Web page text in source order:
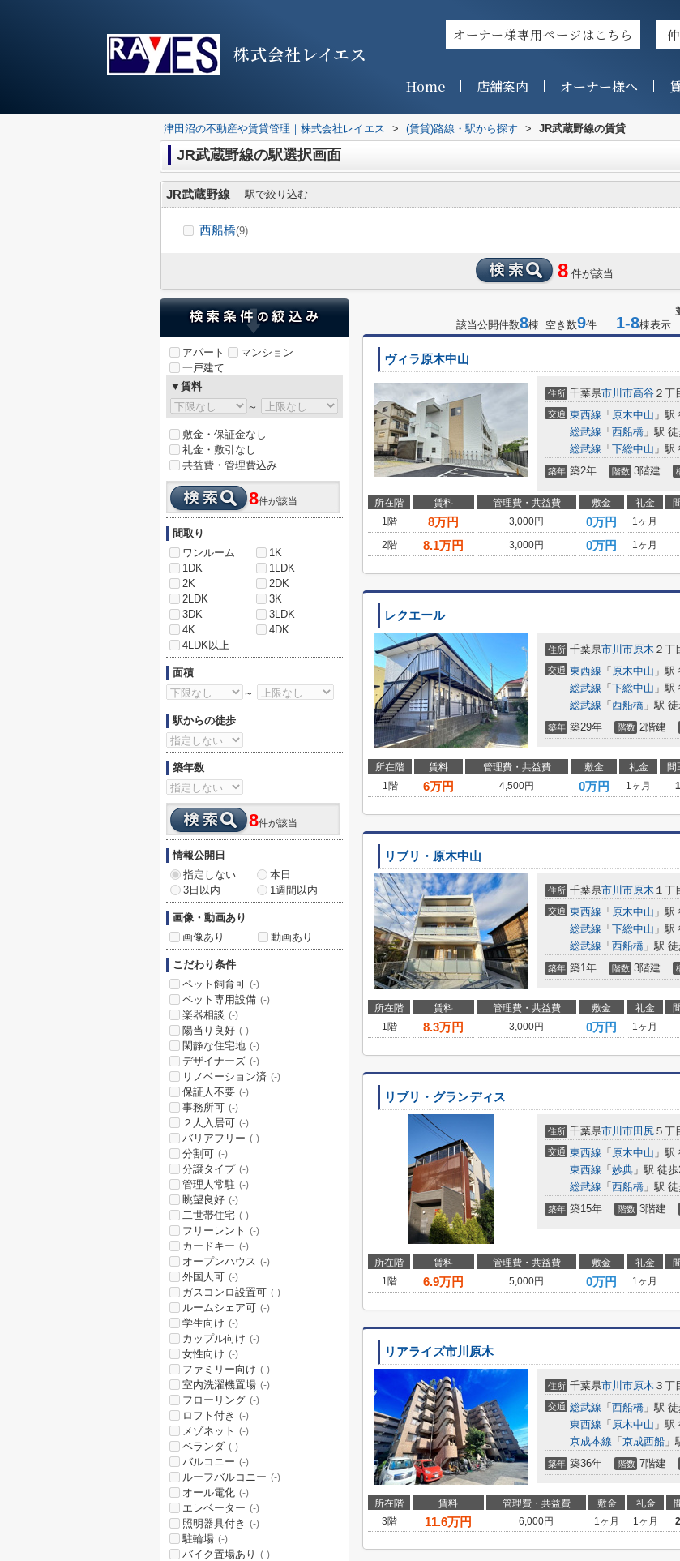
株式会社レイエス
オーナー様専用ページはこちら
Home 店舗案内 オーナー様へ
津田沼の不動産や賃貸管理｜株式会社レイエス > (賃貸)路線・駅から探す > JR武蔵野線の賃貸
JR武蔵野線の駅選択画面
JR武蔵野線 駅で絞り込む
西船橋(9)
8 件が該当
該当公開件数8棟 空き数9件 1-8棟表示
ヴィラ原木中山
住所 千葉県市川市高谷 ２丁
交通 東西線 「 原木中山 」駅
総武線 「 西船橋 」駅
総武線 「 下総中山 」駅
築年 築2年 階数 3階建
所在階 賃料 管理費・共益費 敷金 礼金
1階
8万円 3,000円 0万円 1ヶ月
2階
8.1万円 3,000円 0万円 1ヶ月
レクエール
住所 千葉県市川市原木 ２丁
交通 東西線 「 原木中山 」駅
総武線 「 下総中山 」駅
総武線 「 西船橋 」駅
築年 築29年 階数 2階建
所在階 賃料 管理費・共益費 敷金 礼金 間
1階
6万円 4,500円 0万円 1ヶ月
リブリ・原木中山
住所 千葉県市川市原木 １丁
交通 東西線 「 原木中山 」駅
総武線 「 下総中山 」駅
総武線 「 西船橋 」駅
築年 築1年 階数 3階建
所在階 賃料 管理費・共益費 敷金 礼金
1階
8.3万円 3,000円 0万円 1ヶ月
リブリ・グランディス
住所 千葉県市川市田尻 ５丁
交通 東西線 「 原木中山 」駅
東西線 「 妙典 」駅 徒
総武線 「 西船橋 」駅
築年 築15年 階数 3階建
所在階 賃料 管理費・共益費 敷金 礼金
1階
6.9万円 5,000円 0万円 1ヶ月
リアライズ市川原木
住所 千葉県市川市原木 ３丁
交通 総武線 「 西船橋 」駅
東西線 「 原木中山 」駅
京成本線 「 京成西船 」
築年 築36年 階数 7階建
所在階 賃料 管理費・共益費 敷金 礼金
3階
11.6万円 6,000円 1ヶ月 1ヶ月
アパート
マンション
一戸建て
▼賃料
～
敷金・保証金なし
礼金・敷引なし
共益費・管理費込み
8件が該当
間取り
ワンルーム
1K
1DK
1LDK
2K
2DK
2LDK
3K
3DK
3LDK
4K
4DK
4LDK以上
面積
～
駅からの徒歩
築年数
8件が該当
情報公開日
指定しない
本日
3日以内
1週間以内
画像・動画あり
画像あり
動画あり
こだわり条件
ペット飼育可 (-)
ペット専用設備 (-)
楽器相談 (-)
陽当り良好 (-)
閑静な住宅地 (-)
デザイナーズ (-)
リノベーション済 (-)
保証人不要 (-)
事務所可 (-)
２人入居可 (-)
バリアフリー (-)
分割可 (-)
分譲タイプ (-)
管理人常駐 (-)
眺望良好 (-)
二世帯住宅 (-)
フリーレント (-)
カードキー (-)
オープンハウス (-)
外国人可 (-)
ガスコンロ設置可 (-)
ルームシェア可 (-)
学生向け (-)
カップル向け (-)
女性向け (-)
ファミリー向け (-)
室内洗濯機置場 (-)
フローリング (-)
ロフト付き (-)
メゾネット (-)
ベランダ (-)
バルコニー (-)
ルーフバルコニー (-)
オール電化 (-)
エレベーター (-)
照明器具付き (-)
駐輪場 (-)
バイク置場あり (-)